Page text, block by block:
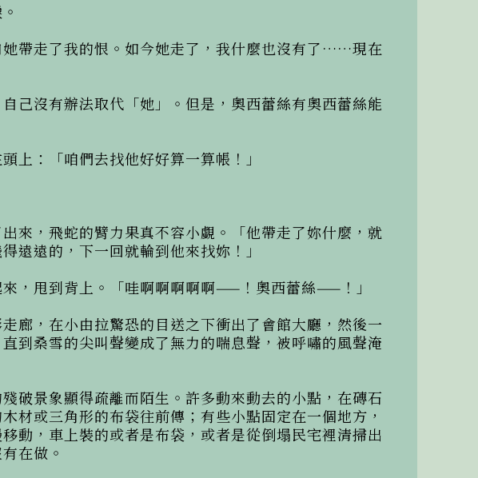
走了我的恨。如今她走了，我什麼也沒有了……現在
沒有辦法取代「她」。但是，奧西蕾絲有奧西蕾絲能
：「咱們去找他好好算一算帳！」
，飛蛇的臂力果真不容小覷。「他帶走了妳什麼，就
遠遠的，下一回就輪到他來找妳！」
，甩到背上。「哇啊啊啊啊啊——！奧西蕾絲——！」
，在小由拉驚恐的目送之下衝出了會館大廳，然後一
到桑雪的尖叫聲變成了無力的喘息聲，被呼嘯的風聲淹
景象顯得疏離而陌生。許多動來動去的小點，在磚石
材或三角形的布袋往前傳；有些小點固定在一個地方，
動，車上裝的或者是布袋，或者是從倒塌民宅裡清掃出
在做。